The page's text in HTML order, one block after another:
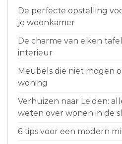
De perfecte opstelling
je woonkamer
De charme van eiken
interieur
Meubels die niet mogen
woning
Verhuizen naar Leiden:
weten over wonen in de
6 tips voor een modern